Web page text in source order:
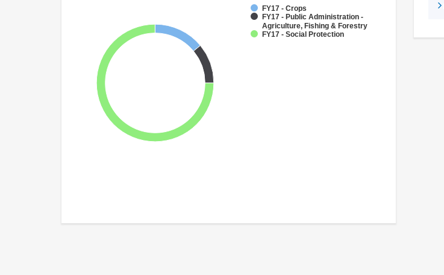
FY17 - Crops
FY17 - Public Administration -
Agriculture, Fishing & Forestry
FY17 - Social Protection